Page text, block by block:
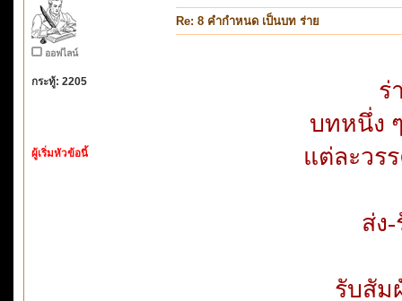
ออฟไลน์
กระทู้: 2205
ผู้เริ่มหัวข้อนี้
Re: 8 คำกำหนด เป็นบท ร่าย
ร่
บทหนึ่ง
แต่ละวร
ส่ง
รับสัม